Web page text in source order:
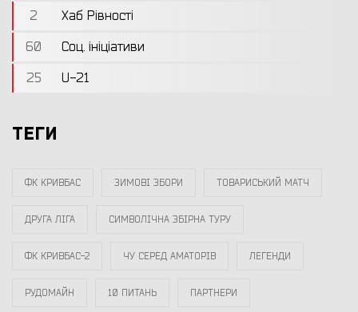
2
Хаб Рівності
60
Соц. ініціативи
25
U-21
ТЕГИ
ФК КРИВБАС ЗИМОВІ ЗБОРИ ТОВАРИСЬКИЙ МАТЧ
ДРУГА ЛІГА СИМВОЛІЧНА ЗБІРНА ТУРУ
ФК КРИВБАС-2 ЧУ СЕРЕД АМАТОРІВ ЛЕГЕНДИ
РУДОМАЙН 10 ПИТАНЬ ПАРТНЕРИ